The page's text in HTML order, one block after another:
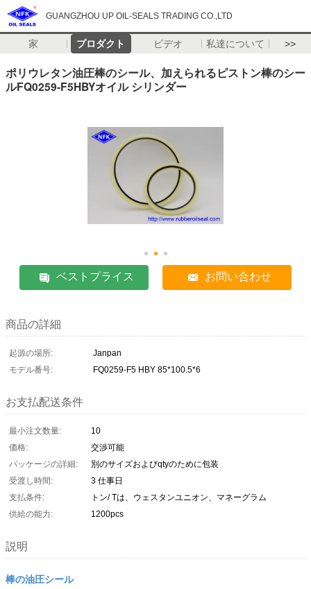
GUANGZHOU UP OIL-SEALS TRADING CO.,LTD
家 プロダクト ビデオ 私達について >>
ポリウレタン油圧棒のシール、加えられるピストン棒のシー
ルFQ0259-F5HBYオイル シリンダー
ベストプライス お問い合わせ
商品の詳細
起源の場所:
Janpan
モデル番号:
FQ0259-F5 HBY 85*100.5*6
お支払配送条件
最小注文数量:
10
価格:
交渉可能
パッケージの詳細:
別のサイズおよびqtyのために包装
受渡し時間:
3 仕事日
支払条件:
トン/ Tは、ウェスタンユニオン、マネーグラム
供給の能力:
1200pcs
説明
棒の油圧シール